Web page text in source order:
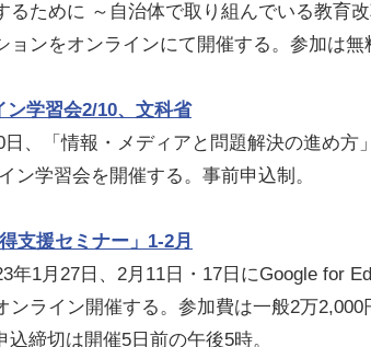
るために ～自治体で取り組んでいる教育
ンをオンラインにて開催する。参加は無
学習会2/10、文科省
、「情報・メディアと問題解決の進め方
ン学習会を開催する。事前申込制。
支援セミナー」1-2月
1月27日、2月11日・17日にGoogle for
ンライン開催する。参加費は一般2万2,000
締切は開催5日前の午後5時。